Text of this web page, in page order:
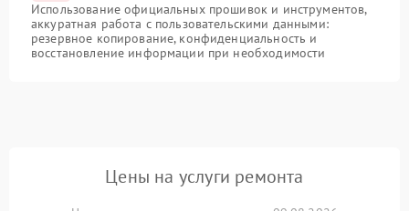
Использование официальных прошивок и инструментов,
аккуратная работа с пользовательскими данными:
резервное копирование, конфиденциальность и
восстановление информации при необходимости
Цены на услуги ремонта